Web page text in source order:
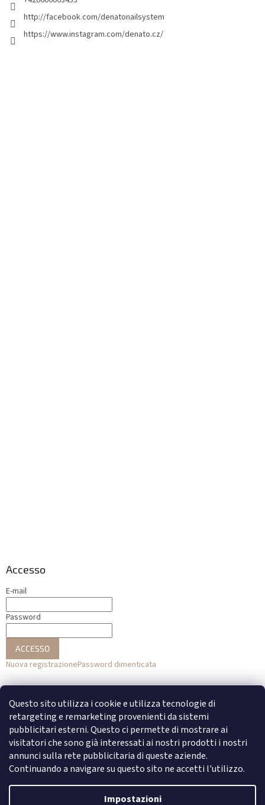
Questo sito utilizza i cookie e utilizza tecnologie di
retargeting e remarketing provenienti da sistemi
pubblicitari esterni. Questo ci permette di mostrare ai
visitatori che sono già interessati ai nostri prodotti i nostri
annunci sulla rete pubblicitaria di queste aziende.
Continuando a navigare su questo sito ne accetti l'utilizzo.
Impostazioni
http://facebook.com/denatonailsystem
https://www.instagram.com/denato.cz/
Accesso
E-mail
Password
ACCESSO
Nuova registrazionePassword dimenticata
o
Accesso con Facebook
Accesso con Google